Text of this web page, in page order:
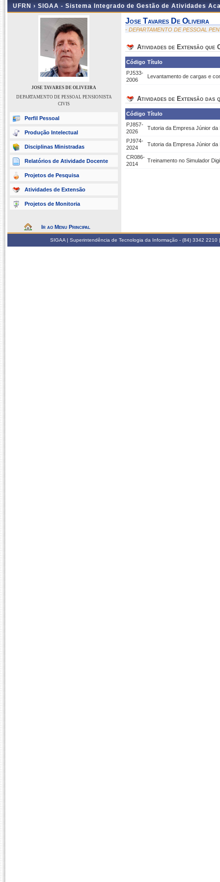
UFRN › SIGAA - Sistema Integrado de Gestão de Atividades
JOSE TAVARES DE OLIVEIRA
DEPARTAMENTO DE PESSOAL PENSIONISTA
CIVIS
Perfil Pessoal
Produção Intelectual
Disciplinas Ministradas
Relatórios de Atividade Docente
Projetos de Pesquisa
Atividades de Extensão
Projetos de Monitoria
Ir ao Menu Principal
Jose Tavares De Oliveira
- DEPARTAMENTO DE PESSOAL
Atividades de Extensão que
Código Título
PJ533-
2006
Levantamento de cargas e
Atividades de Extensão das
Código Título
PJ857-
2026
Tutoria da Empresa Júnior
PJ974-
2024
Tutoria da Empresa Júnior
CR086-
2014
Treinamento no Simulador
SIGAA | Superintendência de Tecnologia da Informação - (84) 3342